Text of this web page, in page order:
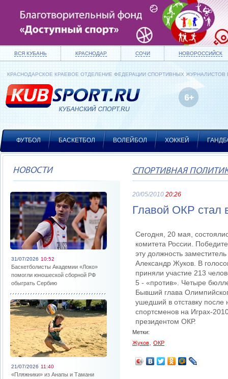
ВСЯ КУБАНЬ КРАСНОДАР СОЧИ НОВОРОССИЙСК
КРАСНОДАРСКОЕ КРАЕВОЕ ОТДЕЛЕНИЕ ФЕДЕРАЦИИ СПОРТИВНЫХ ЖУРНАЛИСТОВ
ФУТБОЛ БАСКЕТБОЛ ВОЛЕЙБОЛ ХОККЕЙ
НОВОСТИ
31/07/2026 10:52
Баскетболисты Академии «Локо»
помогли юношеской сборной РФ
обыграть Сербию
21/07/2026 11:40
«Пляжники» из Анапы и Тамани
СПОРТИВНАЯ
20/05/2010 20:26
Главой ОКР стал
Сегодня, 20 мая,
комитета России.
эту должность
Александр Жуков. В
приняли участие 213
5 - «против». Четыре
Бывший глава
ушедший в отставку после
спортсменов на Играх-
президентом ОКР.
Метки:
Жуков
ОКР